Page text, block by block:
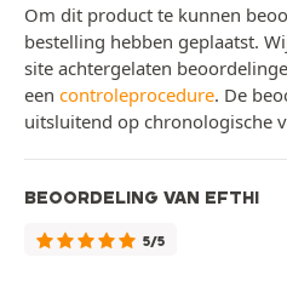
Om dit product te kunnen
bestelling hebben geplaatst.
site achtergelaten
een controleprocedure. De
uitsluitend op chronologische
BEOORDELING VAN EFTHI
5/5